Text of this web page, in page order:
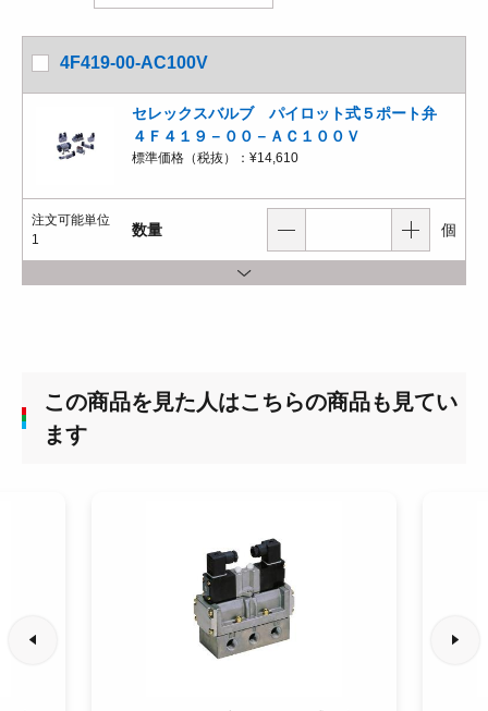
4F419-00-AC100V
セレックスバルブ パイロット式５ポート弁
４Ｆ４１９－００－ＡＣ１００Ｖ
標準価格（税抜）： ¥14,610
注文可能単位
1
数量 個
この商品を見た人はこちらの商品も見てい
ます